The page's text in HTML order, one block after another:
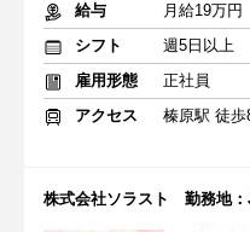
給与
月給19万円
シフト
週5日以上
雇用形態
正社員
アクセス
榛原駅 徒歩
株式会社ソラスト 勤務地：